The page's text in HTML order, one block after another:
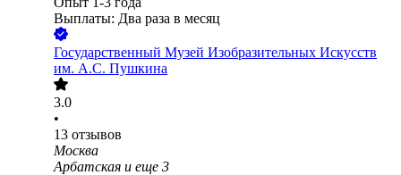
Выплаты: Два раза в месяц
Государственный Музей Изобразительных Искусств
им. А.С. Пушкина
3.0
•
13 отзывов
Москва
Арбатская и еще 3